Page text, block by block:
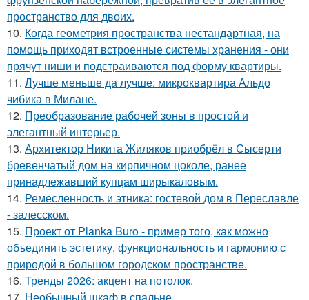
пространство для двоих.
10. Когда геометрия пространства нестандартная, на
помощь приходят встроенные системы хранения - они
прячут ниши и подстраиваются под форму квартиры.
11. Лучше меньше да лучше: микроквартира Альдо
чибика в Милане.
12. Преобразование рабочей зоны в простой и
элегантный интерьер.
13. Архитектор Никита Жиляков приобрёл в Сысерти
бревенчатый дом на кирпичном цоколе, ранее
принадлежавший купцам ширыкаловым.
14. Ремесленность и этника: гостевой дом в Переславле
- залесском.
15. Проект от Planka Buro - пример того, как можно
объединить эстетику, функциональность и гармонию с
природой в большом городском пространстве.
16. Тренды 2026: акцент на потолок.